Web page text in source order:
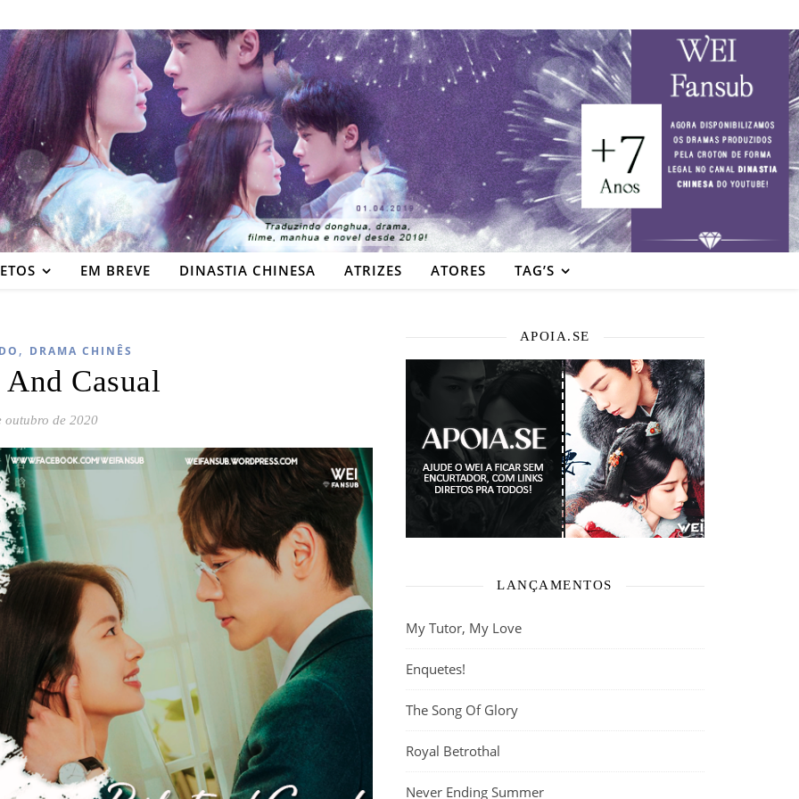
EM BREVE DINASTIA CHINESA ATRIZES ATORES TAG’S
, DRAMA CHINÊS
Casual
outubro de 2020
APOIA.SE
LANÇAMENTOS
My Tutor, My Love
Enquetes!
The Song Of Glory
Royal Betrothal
Never Ending Summer